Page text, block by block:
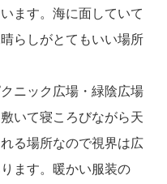
ます。海に面していて
らしがとてもいい場所
ニック広場・緑陰広場
いて寝ころびながら天
る場所なので視界は広
ます。暖かい服装の